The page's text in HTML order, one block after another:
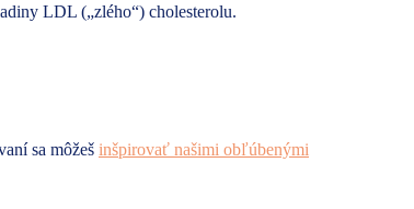
LDL („zlého“) cholesterolu.
sa môžeš inšpirovať našimi obľúbenými